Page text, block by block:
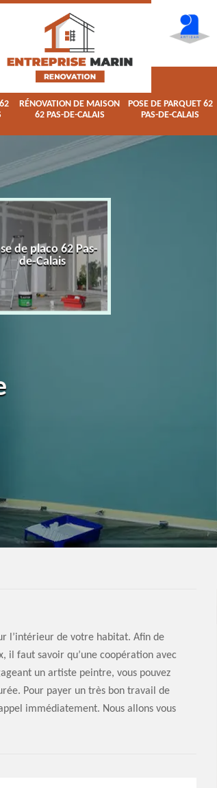
RÉNOVATION DE MAISON
62 PAS-DE-CALAIS
POSE DE PARQUET 62
PAS-DE-CALAIS
de placo 62 Pas-
de-Calais
Rénovation de
l’intérieur de votre habitat. Afin de
il faut savoir qu’une coopération avec
un artiste peintre, vous pouvez
Pour payer un très bon travail de
immédiatement. Nous allons vous